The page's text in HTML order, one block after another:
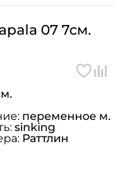
07 7см.
переменное м.
sinking
Раттлин